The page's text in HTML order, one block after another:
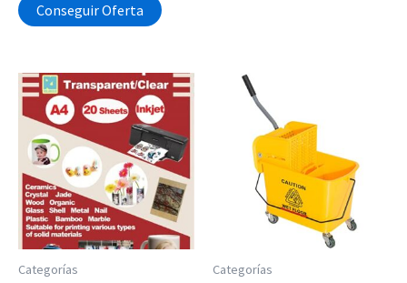
Conseguir Oferta
Categorías Categorías